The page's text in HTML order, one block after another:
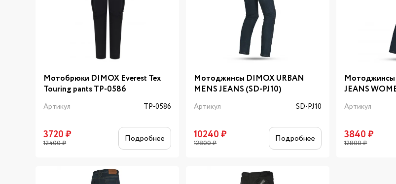
Мотобрюки DIMOX Everest Tex
Touring pants TP-0586
Артикул TP-0586
3720₽
12400₽ Подробнее
Мотоджинсы DIMOX URBAN
MENS JEANS (SD-PJ10)
Артикул SD-PJ10
10240₽
12800₽ Подробнее
Мотоджинсы
JEANS
Артикул
3840₽
12800₽